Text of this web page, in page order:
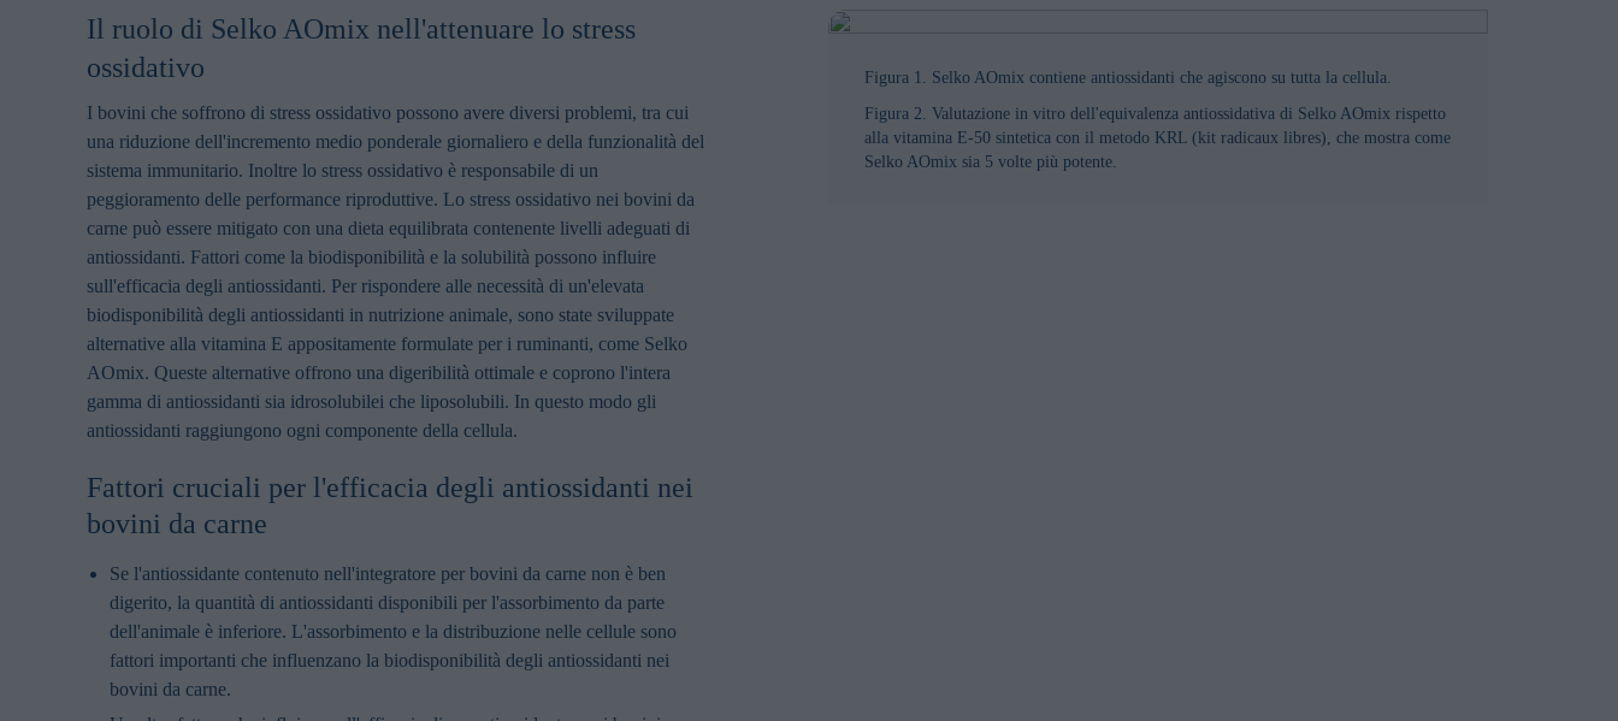
Figura 1. Selko AOmix contiene antiossidanti che agiscono su tutta la cellula.
Figura 2. Valutazione in vitro dell'equivalenza antiossidativa di Selko AOmix rispetto
alla vitamina E-50 sintetica con il metodo KRL (kit radicaux libres), che mostra come
Selko AOmix sia 5 volte più potente.
Il ruolo di Selko AOmix nell'attenuare lo stress
ossidativo
I bovini che soffrono di stress ossidativo possono avere diversi problemi, tra cui
una riduzione dell'incremento medio ponderale giornaliero e della funzionalità del
sistema immunitario. Inoltre lo stress ossidativo è responsabile di un
peggioramento delle performance riproduttive. Lo stress ossidativo nei bovini da
carne può essere mitigato con una dieta equilibrata contenente livelli adeguati di
antiossidanti. Fattori come la biodisponibilità e la solubilità possono influire
sull'efficacia degli antiossidanti. Per rispondere alle necessità di un'elevata
biodisponibilità degli antiossidanti in nutrizione animale, sono state sviluppate
alternative alla vitamina E appositamente formulate per i ruminanti, come Selko
AOmix. Queste alternative offrono una digeribilità ottimale e coprono l'intera
gamma di antiossidanti sia idrosolubilei che liposolubili. In questo modo gli
antiossidanti raggiungono ogni componente della cellula.
Fattori cruciali per l'efficacia degli antiossidanti nei
bovini da carne
Se l'antiossidante contenuto nell'integratore per bovini da carne non è ben
digerito, la quantità di antiossidanti disponibili per l'assorbimento da parte
dell'animale è inferiore. L'assorbimento e la distribuzione nelle cellule sono
fattori importanti che influenzano la biodisponibilità degli antiossidanti nei
bovini da carne.